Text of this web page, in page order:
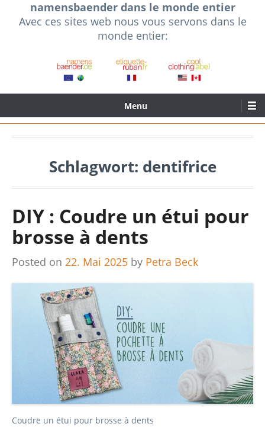
namensbaender dans le monde entier
Avec ces sites web nous vous servons dans le
monde entier:
Menu
Menu
Schlagwort: dentifrice
DIY : Coudre un étui pour
brosse à dents
Posted on 22. Mai 2025 by Petra Beck
Coudre un étui pour brosse à dents